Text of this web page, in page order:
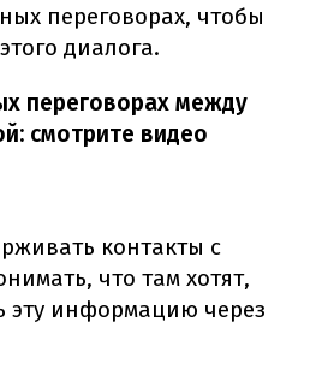
переговорах, чтобы
диалога.
переговорах между
смотрите видео
контакты с
что там хотят,
эту информацию через